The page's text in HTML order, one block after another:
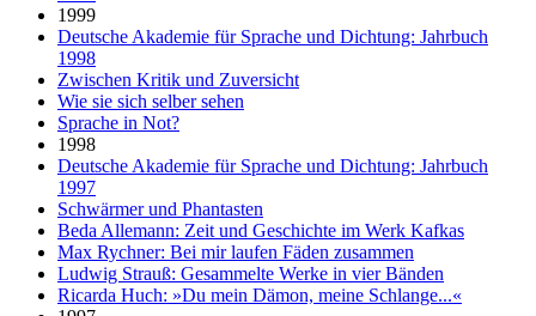
1999
Deutsche Akademie für Sprache und Dichtung: Jahrbuch
1998
Zwischen Kritik und Zuversicht
Wie sie sich selber sehen
Sprache in Not?
1998
Deutsche Akademie für Sprache und Dichtung: Jahrbuch
1997
Schwärmer und Phantasten
Beda Allemann: Zeit und Geschichte im Werk Kafkas
Max Rychner: Bei mir laufen Fäden zusammen
Ludwig Strauß: Gesammelte Werke in vier Bänden
Ricarda Huch: »Du mein Dämon, meine Schlange...«